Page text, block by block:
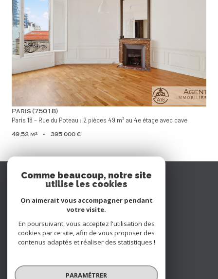
voir le bien
Paris (75018)
Paris 18 – Rue du Poteau : 2 pièces 49 m² au 4e étage avec cave
49,52 m² - 395 000 €
Se
connecter
espace propriétaire
Nous
suivre
Comme beaucoup, notre site
utilise les cookies
On aimerait vous accompagner pendant
votre visite.
En poursuivant, vous acceptez l'utilisation des
cookies par ce site, afin de vous proposer des
contenus adaptés et réaliser des statistiques !
PARAMÉTRER